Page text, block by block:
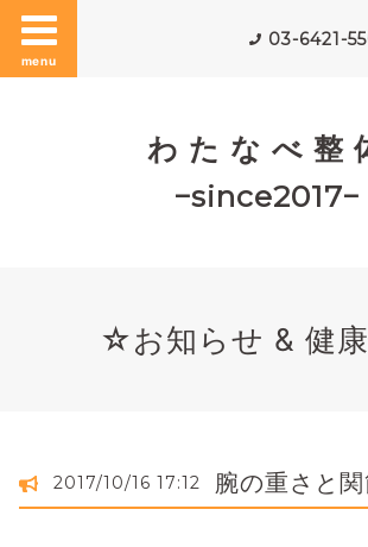
menu
03-6421-
わ た な べ 整
−since2017−
☆お知らせ & 健
2017/10/16 17:12 腕の重さと関